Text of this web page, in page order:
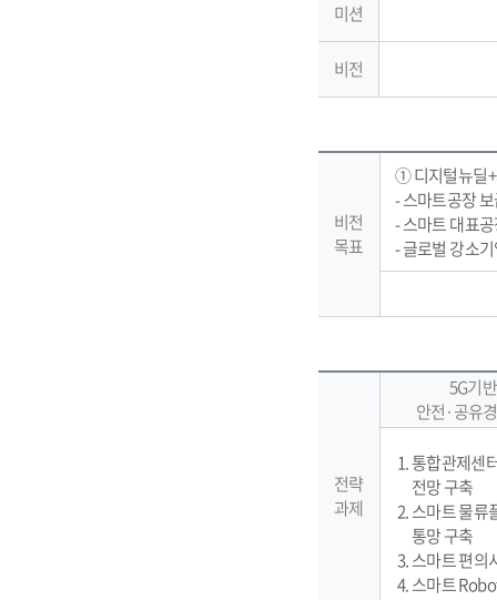
미션
비전
비전
목표
① 디지털뉴딜
- 스마트공장
- 스마트 대표
- 글로벌 강소
전략
과제
5G기
안전·공유
통합관제센
전망 구축
스마트 물류
통망 구축
스마트 편의
스마트